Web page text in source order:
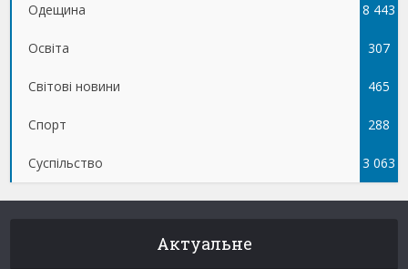
Одещина 8 443
Освіта 307
Світові новини 465
Спорт 288
Суспільство 3 063
Актуальне